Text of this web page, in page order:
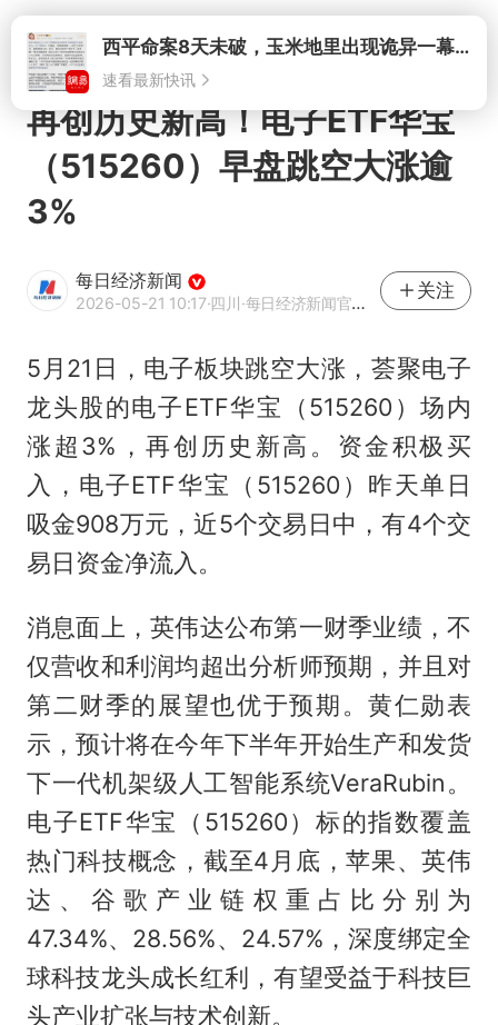
打开
再创历史新高！电子ETF华宝
（515260）早盘跳空大涨逾
3%
每日经济新闻
2026-05-21 10:17·四川·每日经济新闻官方网易号
关注
5月21日，电子板块跳空大涨，荟聚电子
龙头股的电子ETF华宝（515260）场内
涨超3%，再创历史新高。资金积极买
入，电子ETF华宝（515260）昨天单日
吸金908万元，近5个交易日中，有4个交
易日资金净流入。
消息面上，英伟达公布第一财季业绩，不
仅营收和利润均超出分析师预期，并且对
第二财季的展望也优于预期。黄仁勋表
示，预计将在今年下半年开始生产和发货
下一代机架级人工智能系统VeraRubin。
电子ETF华宝（515260）标的指数覆盖
热门科技概念，截至4月底，苹果、英伟
达、谷歌产业链权重占比分别为
47.34%、28.56%、24.57%，深度绑定全
球科技龙头成长红利，有望受益于科技巨
头产业扩张与技术创新。